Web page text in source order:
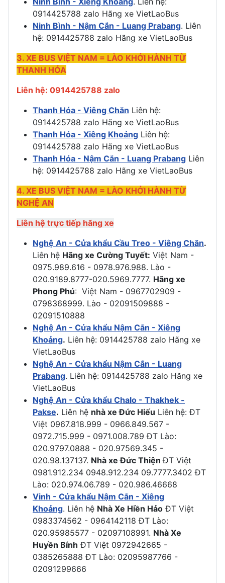
0914425788 zalo Hãng xe VietLaoBus
Ninh Bình - Nậm Cắn - Luang Prabang. Liên
hệ: 0914425788 zalo Hãng xe VietLaoBus
3. XE BUS VIỆT NAM = LÀO KHỞI HÀNH TỪ
THANH HÓA
Liên hệ: 0914425788 zalo
Thanh Hóa - Viêng Chăn Liên hệ:
0914425788 zalo Hãng xe VietLaoBus
Thanh Hóa - Xiêng Khoảng Liên hệ:
0914425788 zalo Hãng xe VietLaoBus
Thanh Hóa - Nậm Cắn - Luang Prabang Liên
hệ: 0914425788 zalo Hãng xe VietLaoBus
4. XE BUS VIỆT NAM = LÀO KHỞI HÀNH TỪ
NGHỆ AN
Liên hệ trực tiếp hãng xe
Nghệ An - Cửa khẩu Cầu Treo - Viêng Chăn.
Liên hệ Hãng xe Cường Tuyết: Việt Nam -
0975.989.616 - 0978.976.988. Lào -
020.9189.8777-020.5969.7777. Hãng xe
Phong Phú: Việt Nam - 0967702909 -
0798368999. Lào - 02091509888 -
02091510888
Nghệ An - Cửa khẩu Nậm Cắn - Xiêng
Khoảng. Liên hệ: 0914425788 zalo Hãng xe
VietLaoBus
Nghệ An - Cửa khẩu Nậm Cắn - Luang
Prabang. Liên hệ: 0914425788 zalo Hãng xe
VietLaoBus
Nghệ An - Cửa khẩu Chalo - Thakhek -
Pakse. Liên hệ nhà xe Đức Hiếu Liên hệ: ĐT
Việt 0967.818.999 - 0966.849.567 -
0972.715.999 - 0971.008.789 ĐT Lào:
020.9797.0888 - 020.97569.345 -
020.98.137137. Nhà xe Đức ThiệnĐT Việt
0981.912.234 0948.912.234 09.7777.3402 ĐT
Lào: 020.974.06.789 - 020.986.46668
Vinh - Cửa khẩu Nậm Cắn - Xiêng
Khoảng. Liên hệ Nhà Xe Hiền Hảo ĐT Việt
0983374562 - 0964142118 ĐT Lào:
020.95985577 - 02097108991. Nhà Xe
Huyền Bính ĐT Việt 0972942665 -
0385265888 ĐT Lào: 02095987766 -
02091299666